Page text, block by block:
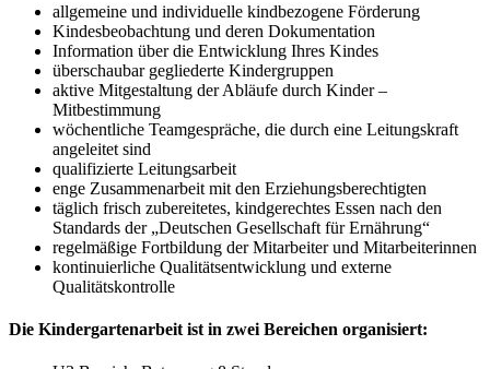
allgemeine und individuelle kindbezogene Förderung
Kindesbeobachtung und deren Dokumentation
Information über die Entwicklung Ihres Kindes
überschaubar gegliederte Kindergruppen
aktive Mitgestaltung der Abläufe durch Kinder –
Mitbestimmung
wöchentliche Teamgespräche, die durch eine Leitungskraft
angeleitet sind
qualifizierte Leitungsarbeit
enge Zusammenarbeit mit den Erziehungsberechtigten
täglich frisch zubereitetes, kindgerechtes Essen nach den
Standards der „Deutschen Gesellschaft für Ernährung“
regelmäßige Fortbildung der Mitarbeiter und Mitarbeiterinnen
kontinuierliche Qualitätsentwicklung und externe
Qualitätskontrolle
Die Kindergartenarbeit ist in zwei Bereichen organisiert: